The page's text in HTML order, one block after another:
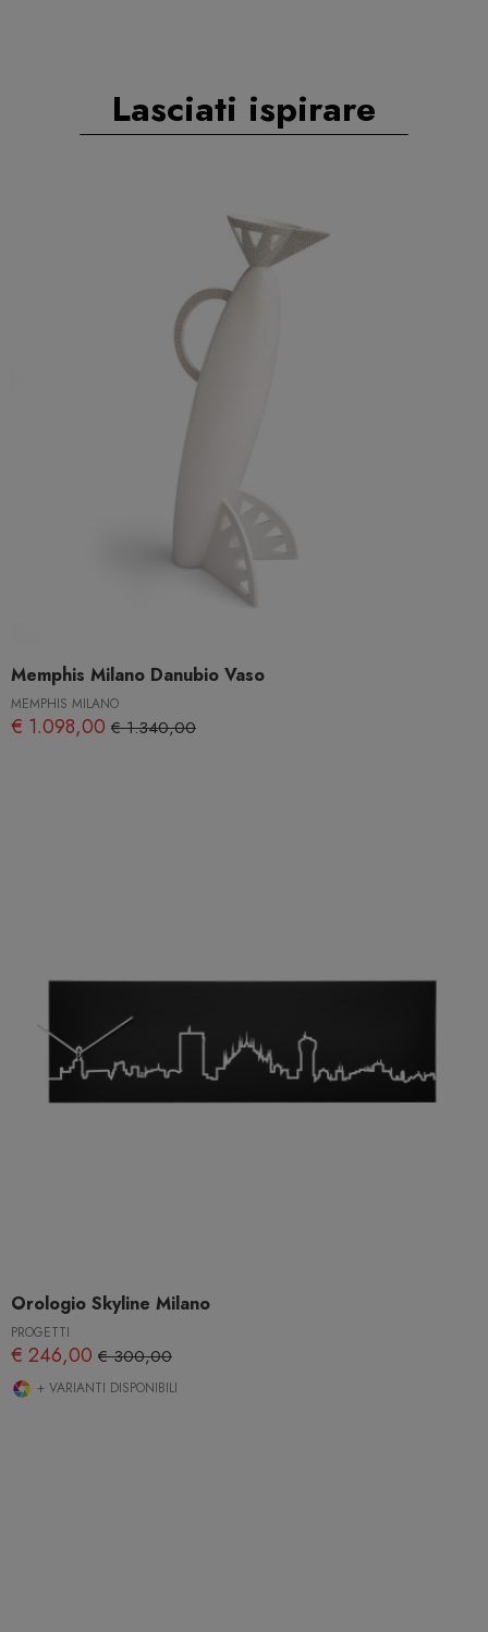
Lasciati ispirare
Memphis Milano Danubio Vaso
MEMPHIS MILANO
€ 1.098,00 € 1.340,00
Orologio Skyline Milano
PROGETTI
€ 246,00 € 300,00
+ VARIANTI DISPONIBILI